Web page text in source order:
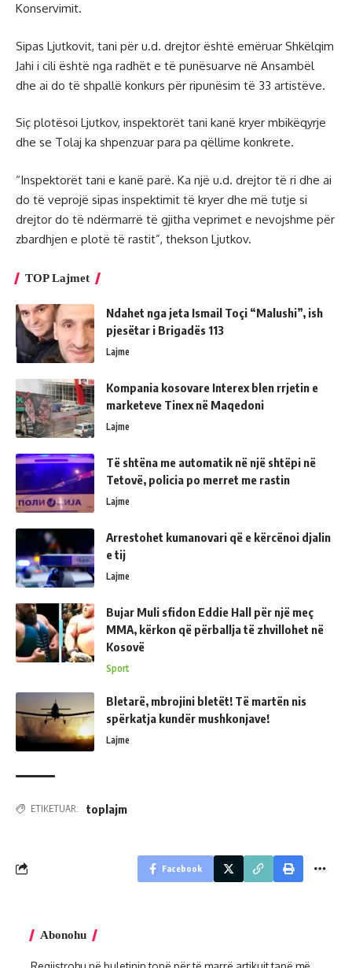
Konservimit.
Sipas Ljutkovit, tani për u.d. drejtor është emëruar Shkëlqim
Jahi i cili është nga radhët e të punësuarve në Ansambël
dhe ai do të shpallë konkurs për ripunësim të 33 artistëve.
Siç plotësoi Ljutkov, inspektorët tani kanë kryer mbikëqyrje
dhe se Tolaj ka shpenzuar para pa qëllime konkrete.
“Inspektorët tani e kanë parë. Ka një u.d. drejtor të ri dhe ai
do të veprojë sipas inspektimit të kryer dhe më tutje si
drejtor do të ndërmarrë të gjitha veprimet e nevojshme për
zbardhjen e plotë të rastit”, thekson Ljutkov.
TOP Lajmet
Ndahet nga jeta Ismail Toçi “Malushi”, ish
pjesëtar i Brigadës 113
Lajme
Kompania kosovare Interex blen rrjetin e
marketeve Tinex në Maqedoni
Lajme
Të shtëna me automatik në një shtëpi në
Tetovë, policia po merret me rastin
Lajme
Arrestohet kumanovari që e kërcënoi djalin
e tij
Lajme
Bujar Muli sfidon Eddie Hall për një meç
MMA, kërkon që përballja të zhvillohet në
Kosovë
Sport
Bletarë, mbrojini bletët! Të martën nis
spërkatja kundër mushkonjave!
Lajme
ETIKETUAR: toplajm
Facebook
Abonohu